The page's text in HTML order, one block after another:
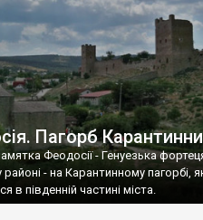
Пагорб
Феодосії - Генуезька
- на Карантинному пагорбі,
в південній частині міста.